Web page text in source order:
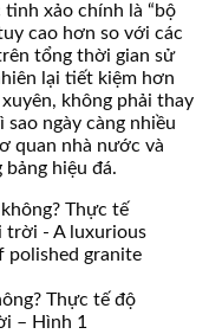
xảo chính là “bộ
cao hơn so với các
tổng thời gian sử
lại tiết kiệm hơn
không phải thay
ngày càng nhiều
quan nhà nước và
hiệu đá.
Thực tế độ
– Hình 1